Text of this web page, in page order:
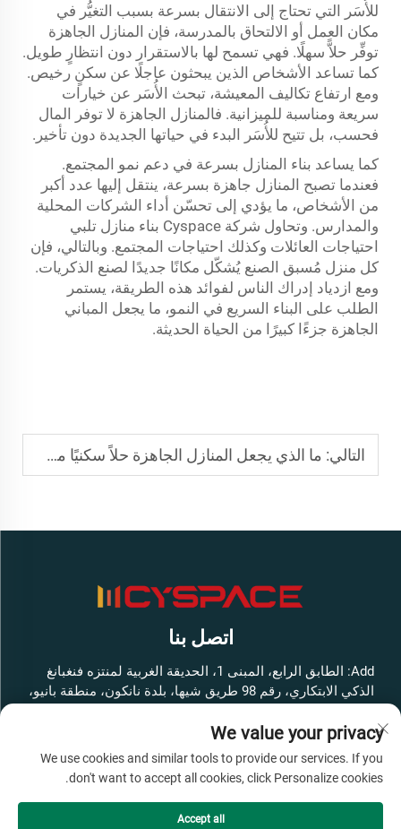
للأُسَر التي تحتاج إلى الانتقال بسرعة بسبب التغيُّر في
مكان العمل أو الالتحاق بالمدرسة، فإن المنازل الجاهزة
توفِّر حلاًّ سهلًا. فهي تسمح لها بالاستقرار دون انتظارٍ طويل.
كما تساعد الأشخاص الذين يبحثون عاجلًا عن سكنٍ رخيص.
ومع ارتفاع تكاليف المعيشة، تبحث الأُسَر عن خيارات
سريعة ومناسبة للميزانية. فالمنازل الجاهزة لا توفر المال
فحسب، بل تتيح للأُسَر البدء في حياتها الجديدة دون تأخير.
كما يساعد بناء المنازل بسرعة في دعم نمو المجتمع.
فعندما تصبح المنازل جاهزة بسرعة، ينتقل إليها عدد أكبر
من الأشخاص، ما يؤدي إلى تحسّن أداء الشركات المحلية
والمدارس. وتحاول شركة Cyspace بناء منازل تلبي
احتياجات العائلات وكذلك احتياجات المجتمع. وبالتالي، فإن
كل منزل مُسبق الصنع يُشكّل مكانًا جديدًا لصنع الذكريات.
ومع ازدياد إدراك الناس لفوائد هذه الطريقة، يستمر
الطلب على البناء السريع في النمو، ما يجعل المباني
الجاهزة جزءًا كبيرًا من الحياة الحديثة.
التالي: ما الذي يجعل المنازل الجاهزة حلاً سكنيًا مستدامًا
اتصل بنا
Add: الطابق الرابع، المبنى 1، الحديقة الغربية لمنتزه فنغبانغ
الذكي الابتكاري، رقم 98 طريق شيها، بلدة نانكون، منطقة بانيو،
هاتف: +86-13316062192
البريد الإلكتروني:[email protected]
We value your privacy
We use cookies and similar tools to provide our services. If you
don't want to accept all cookies, click Personalize cookies.
Accept all